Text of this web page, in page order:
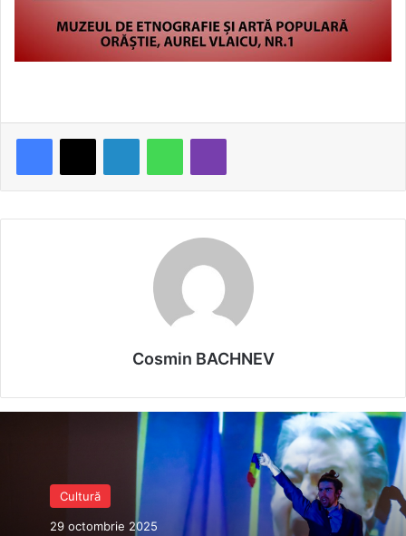
LinkedIn WhatsApp
Cosmin BACHNEV
Cultură
29 octombrie 2025